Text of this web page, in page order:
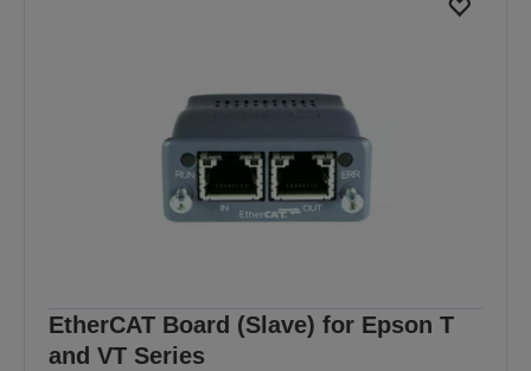
EtherCAT Board (Slave) for Epson T
and VT Series